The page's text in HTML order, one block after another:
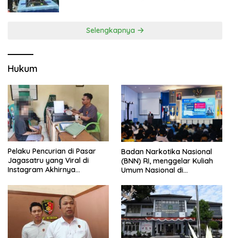
Selengkapnya
Hukum
Pelaku Pencurian di Pasar
Jagasatru yang Viral di
Instagram Akhirnya
Badan Narkotika Nasional
(BNN) RI, menggelar Kuliah
Umum Nasional di